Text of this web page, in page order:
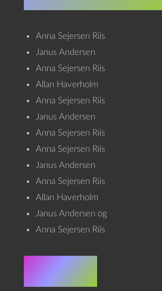
Anna Sejersen Riis
Janus Andersen
Anna Sejersen Riis
Allan Haverholm
Anna Sejersen Riis
Janus Andersen
Anna Sejersen Riis
Anna Sejersen Riis
Janus Andersen
Anna Sejersen Riis
Allan Haverholm
Janus Andersen og
Anna Sejersen Riis
Credits